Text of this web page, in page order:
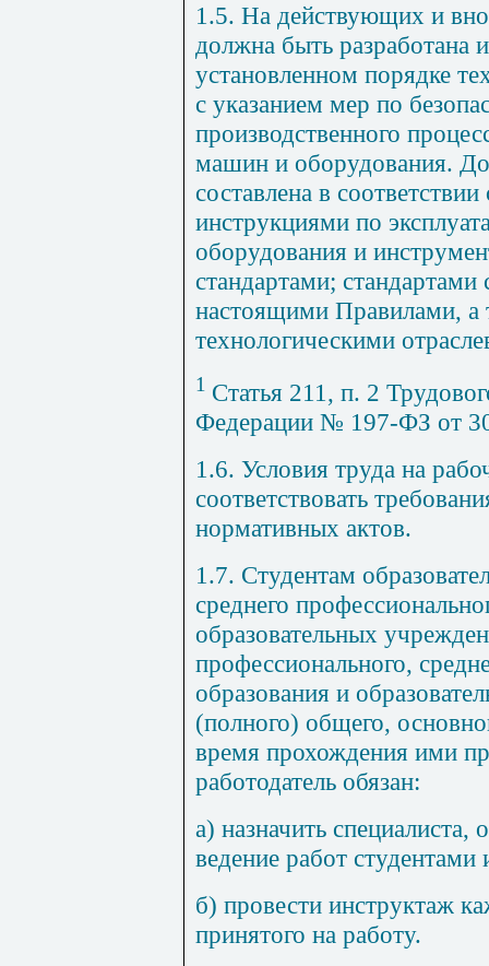
1.5. На действующих и
должна быть разработана
установленном порядке
с указанием мер по
производственного
машин и оборудования.
составлена в
инструкциями по
оборудования и
стандартами;
настоящими Правилами,
технологическими
1 Статья 211, п. 2
Федерации № 197-ФЗ от
1.6. Условия труда на
соответствовать
нормативных актов.
1.7. Студентам
среднего
образовательных
профессионального,
образования и
(полного) общего,
время прохождения ими
работодатель обязан:
а) назначить специалиста,
ведение работ
б) провести инструктаж
принятого на работу.